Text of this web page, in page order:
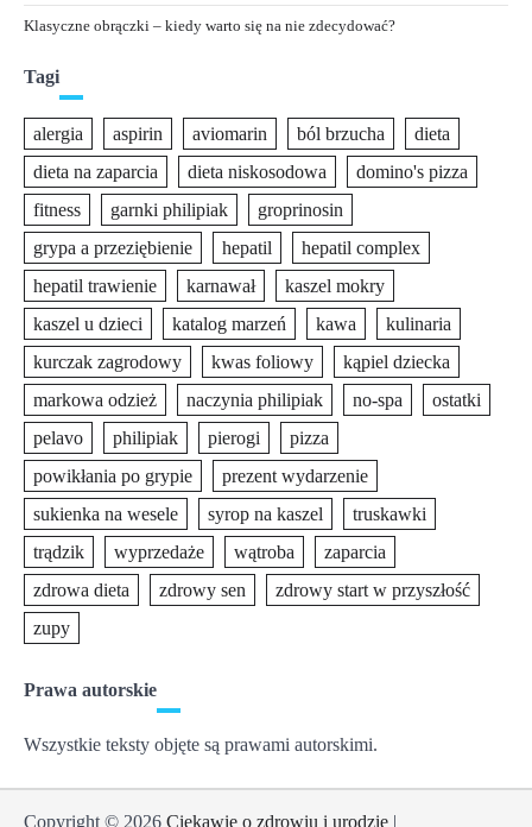
Klasyczne obrączki – kiedy warto się na nie zdecydować?
Tagi
alergia aspirin aviomarin ból brzucha
dieta
dieta na zaparcia
dieta niskosodowa
domino's pizza
fitness
garnki philipiak
groprinosin
grypa a przeziębienie
hepatil
hepatil complex
hepatil trawienie
karnawał
kaszel mokry
kaszel u dzieci
katalog marzeń kawa
kulinaria
kurczak zagrodowy
kwas foliowy
kąpiel dziecka
markowa odzież
naczynia philipiak no-spa
ostatki
pelavo
philipiak pierogi
pizza
powikłania po grypie
prezent wydarzenie
sukienka na wesele
syrop na kaszel
truskawki
trądzik
wyprzedaże wątroba
zaparcia
zdrowa dieta
zdrowy sen
zdrowy start w przyszłość
zupy
Prawa autorskie
Wszystkie teksty objęte są prawami autorskimi.
Copyright © 2026 Ciekawie o zdrowiu i urodzie |